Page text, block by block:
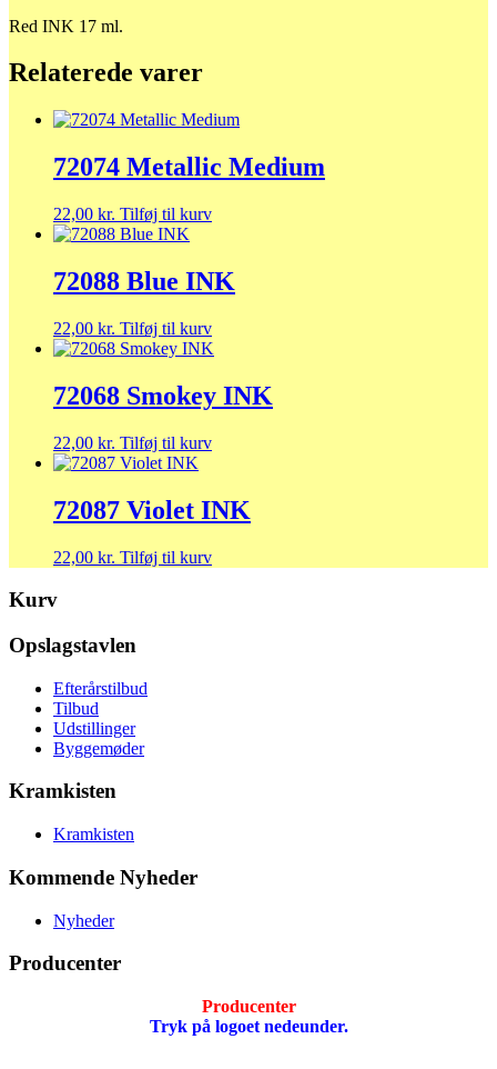
Red INK 17 ml.
Relaterede varer
72074 Metallic Medium
22,00 kr. Tilføj til kurv
72088 Blue INK
22,00 kr. Tilføj til kurv
72068 Smokey INK
22,00 kr. Tilføj til kurv
72087 Violet INK
22,00 kr. Tilføj til kurv
Kurv
Opslagstavlen
Efterårstilbud
Tilbud
Udstillinger
Byggemøder
Kramkisten
Kramkisten
Kommende Nyheder
Nyheder
Producenter
Producenter
Tryk på logoet nedeunder.